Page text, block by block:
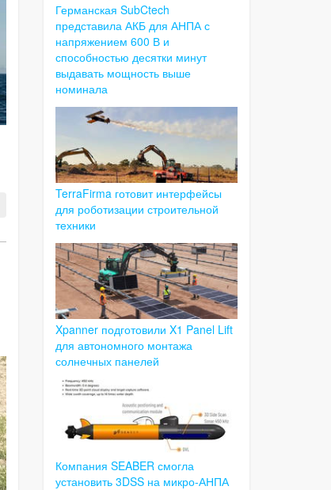
Германская SubCtech
представила АКБ для АНПА с
напряжением 600 В и
способностью десятки минут
выдавать мощность выше
номинала
TerraFirma готовит интерфейсы
для роботизации строительной
техники
Xpanner подготовили X1 Panel Lift
для автономного монтажа
солнечных панелей
Компания SEABER смогла
установить 3DSS на микро-АНПА